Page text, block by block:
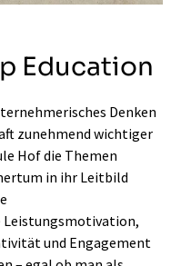
Education
Denken
zunehmend wichtiger
Hof die Themen
in ihr Leitbild
Leistungsmotivation,
und Engagement